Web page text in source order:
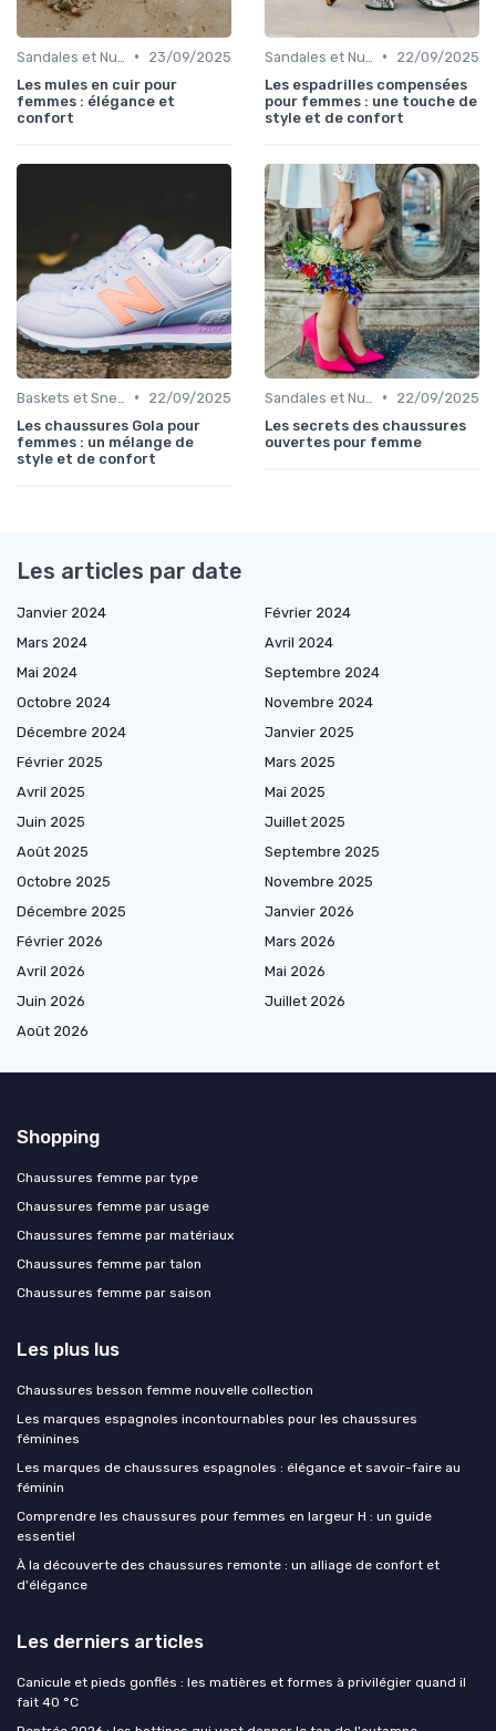
•
23/09/2025
Les mules en cuir pour
femmes : élégance et
confort
•
22/09/2025
Les espadrilles compensées
pour femmes : une touche de
style et de confort
•
22/09/2025
Les chaussures Gola pour
femmes : un mélange de
style et de confort
•
22/09/2025
Les secrets des chaussures
ouvertes pour femme
Les articles par date
Janvier 2024
Février 2024
Mars 2024
Avril 2024
Mai 2024
Septembre 2024
Octobre 2024
Novembre 2024
Décembre 2024
Janvier 2025
Février 2025
Mars 2025
Avril 2025
Mai 2025
Juin 2025
Juillet 2025
Août 2025
Septembre 2025
Octobre 2025
Novembre 2025
Décembre 2025
Janvier 2026
Février 2026
Mars 2026
Avril 2026
Mai 2026
Juin 2026
Juillet 2026
Août 2026
Shopping
Chaussures femme par type
Chaussures femme par usage
Chaussures femme par matériaux
Chaussures femme par talon
Chaussures femme par saison
Les plus lus
Chaussures besson femme nouvelle collection
Les marques espagnoles incontournables pour les chaussures
féminines
Les marques de chaussures espagnoles : élégance et savoir-faire au
féminin
Comprendre les chaussures pour femmes en largeur H : un guide
essentiel
À la découverte des chaussures remonte : un alliage de confort et
d'élégance
Les derniers articles
Canicule et pieds gonflés : les matières et formes à privilégier quand il
fait 40 °C